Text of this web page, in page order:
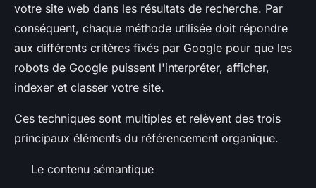
votre site web dans les résultats de recherche. Par
conséquent, chaque méthode utilisée doit répondre
aux différents critères fixés par Google pour que les
robots de Google puissent l'interpréter, afficher,
indexer et classer votre site.
Ces techniques sont multiples et relèvent des trois
principaux éléments du référencement organique.
Le contenu sémantique